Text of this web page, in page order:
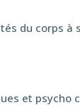
du corps à
et psycho